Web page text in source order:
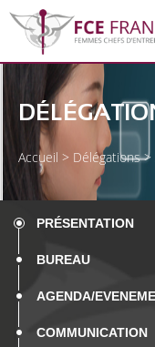
Accueil > Délégations>
PRÉSENTATION
BUREAU
AGENDA/
COMMUNICATION